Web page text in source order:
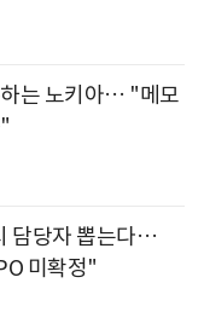
는 노키아… "메모
담당자 뽑는다…
미확정"